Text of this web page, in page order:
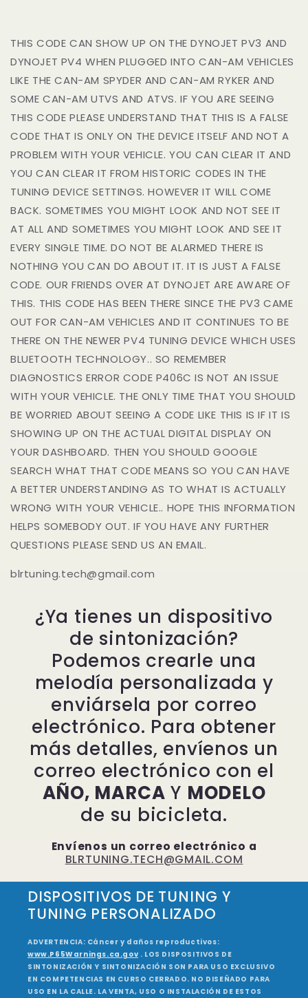
THIS CODE CAN SHOW UP ON THE DYNOJET PV3 AND
DYNOJET PV4 WHEN PLUGGED INTO CAN-AM VEHICLES
LIKE THE CAN-AM SPYDER AND CAN-AM RYKER AND
SOME CAN-AM UTVS AND ATVS. IF YOU ARE SEEING
THIS CODE PLEASE UNDERSTAND THAT THIS IS A FALSE
CODE THAT IS ONLY ON THE DEVICE ITSELF AND NOT A
PROBLEM WITH YOUR VEHICLE. YOU CAN CLEAR IT AND
YOU CAN CLEAR IT FROM HISTORIC CODES IN THE
TUNING DEVICE SETTINGS. HOWEVER IT WILL COME
BACK. SOMETIMES YOU MIGHT LOOK AND NOT SEE IT
AT ALL AND SOMETIMES YOU MIGHT LOOK AND SEE IT
EVERY SINGLE TIME. DO NOT BE ALARMED THERE IS
NOTHING YOU CAN DO ABOUT IT. IT IS JUST A FALSE
CODE. OUR FRIENDS OVER AT DYNOJET ARE AWARE OF
THIS. THIS CODE HAS BEEN THERE SINCE THE PV3 CAME
OUT FOR CAN-AM VEHICLES AND IT CONTINUES TO BE
THERE ON THE NEWER PV4 TUNING DEVICE WHICH USES
BLUETOOTH TECHNOLOGY.. SO REMEMBER
DIAGNOSTICS ERROR CODE P406C IS NOT AN ISSUE
WITH YOUR VEHICLE. THE ONLY TIME THAT YOU SHOULD
BE WORRIED ABOUT SEEING A CODE LIKE THIS IS IF IT IS
SHOWING UP ON THE ACTUAL DIGITAL DISPLAY ON
YOUR DASHBOARD. THEN YOU SHOULD GOOGLE
SEARCH WHAT THAT CODE MEANS SO YOU CAN HAVE
A BETTER UNDERSTANDING AS TO WHAT IS ACTUALLY
WRONG WITH YOUR VEHICLE.. HOPE THIS INFORMATION
HELPS SOMEBODY OUT. IF YOU HAVE ANY FURTHER
QUESTIONS PLEASE SEND US AN EMAIL.
blrtuning.tech@gmail.com
¿Ya tienes un dispositivo
de sintonización?
Podemos crearle una
melodía personalizada y
enviársela por correo
electrónico. Para obtener
más detalles, envíenos un
correo electrónico con el
AÑO, MARCA Y MODELO
de su bicicleta.
Envíenos un correo electrónico a
BLRTUNING.TECH@GMAIL.COM
DISPOSITIVOS DE TUNING Y
TUNING PERSONALIZADO
ADVERTENCIA: Cáncer y daños reproductivos:
www.P65Warnings.ca.gov . LOS DISPOSITIVOS DE
SINTONIZACIÓN Y SINTONIZACIÓN SON PARA USO EXCLUSIVO
EN COMPETENCIAS EN CURSO CERRADO. NO DISEÑADO PARA
USO EN LA CALLE. LA VENTA, USO O INSTALACIÓN DE ESTOS